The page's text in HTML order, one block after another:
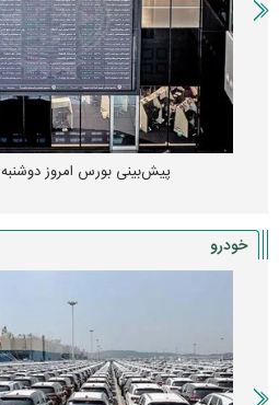
پیش‌بینی بورس امروز دوشنبه ۱۲ مرداد ماه ۱۴۰۵
خودرو